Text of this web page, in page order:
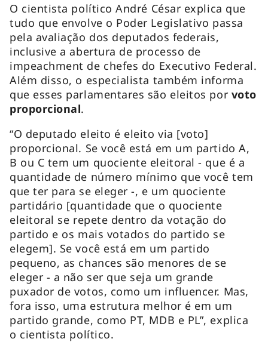
O cientista político André César explica que
tudo que envolve o Poder Legislativo passa
pela avaliação dos deputados federais,
inclusive a abertura de processo de
impeachment de chefes do Executivo Federal.
Além disso, o especialista também informa
que esses parlamentares são eleitos por voto
proporcional.
“O deputado eleito é eleito via [voto]
proporcional. Se você está em um partido A,
B ou C tem um quociente eleitoral - que é a
quantidade de número mínimo que você tem
que ter para se eleger -, e um quociente
partidário [quantidade que o quociente
eleitoral se repete dentro da votação do
partido e os mais votados do partido se
elegem]. Se você está em um partido
pequeno, as chances são menores de se
eleger - a não ser que seja um grande
puxador de votos, como um influencer. Mas,
fora isso, uma estrutura melhor é em um
partido grande, como PT, MDB e PL”, explica
o cientista político.